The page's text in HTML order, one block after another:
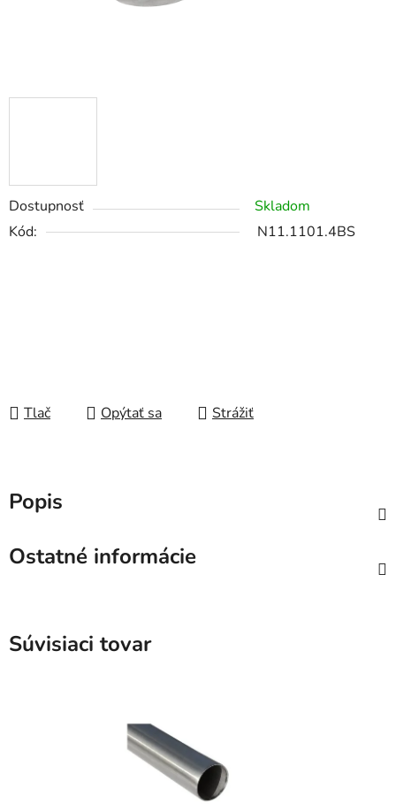
Dostupnosť
Skladom
Kód:
N11.1101.4BS
Tlač Opýtať sa Strážiť
Popis
Ostatné informácie
Súvisiaci tovar